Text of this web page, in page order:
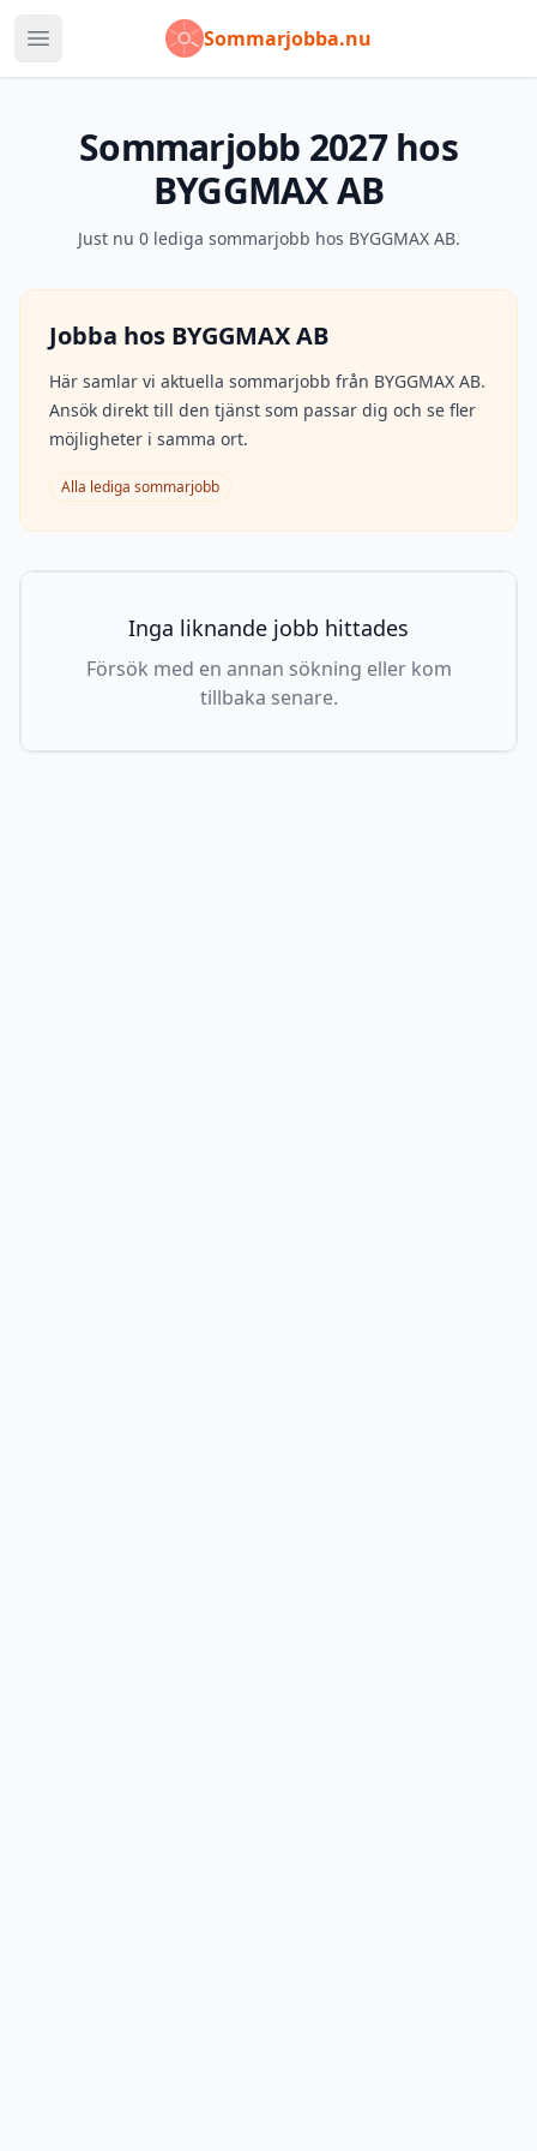
Öppna huvudmenySommarjobba.nu
Sommarjobb 2027hos
BYGGMAX AB
Just nu 0lediga sommarjobb hos BYGGMAX AB.
Jobba hos BYGGMAX AB
Här samlar vi aktuella sommarjobb från BYGGMAX AB.
Ansök direkt till den tjänst som passar dig och se fler
möjligheter i samma ort.
Alla lediga sommarjobb
Inga liknande jobb hittades
Försök med en annan sökning eller kom
tillbaka senare.